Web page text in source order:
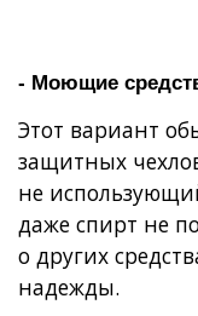
- Моющие
Этот вариант
защитных
не
даже спирт не
о других
надежды.